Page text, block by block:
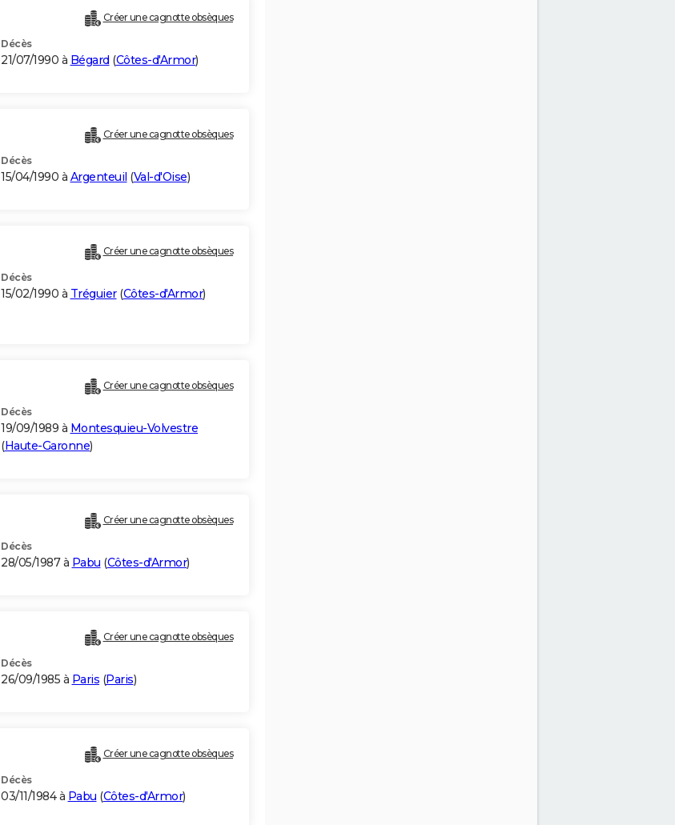
Créer une cagnotte obsèques
Décès
21/07/1990 à Bégard (Côtes-d'Armor)
Créer une cagnotte obsèques
Décès
15/04/1990 à Argenteuil (Val-d'Oise)
Créer une cagnotte obsèques
Décès
15/02/1990 à Tréguier(Côtes-d'Armor)
Créer une cagnotte obsèques
Décès
19/09/1989 à Montesquieu-Volvestre
(Haute-Garonne)
Créer une cagnotte obsèques
Décès
28/05/1987 à Pabu (Côtes-d'Armor)
Créer une cagnotte obsèques
Décès
26/09/1985 à Paris (Paris)
Créer une cagnotte obsèques
Décès
03/11/1984 à Pabu (Côtes-d'Armor)